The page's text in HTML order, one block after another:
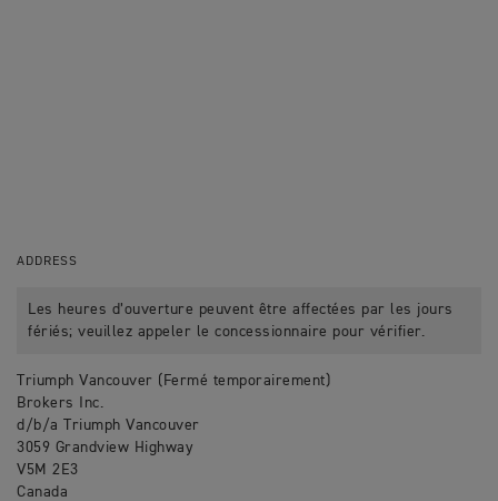
ADDRESS
Les heures d’ouverture peuvent être affectées par les jours
fériés; veuillez appeler le concessionnaire pour vérifier.
Triumph Vancouver (Fermé temporairement)
Brokers Inc.
d/b/a Triumph Vancouver
3059 Grandview Highway
V5M 2E3
Canada